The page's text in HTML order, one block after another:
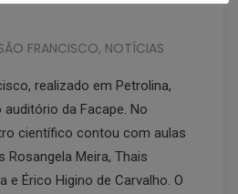
FRANCISCO, NOTÍCIAS
realizado em Petrolina,
da Facape. No
científico contou com aulas
Meira, Thais
e Érico Higino de Carvalho. O